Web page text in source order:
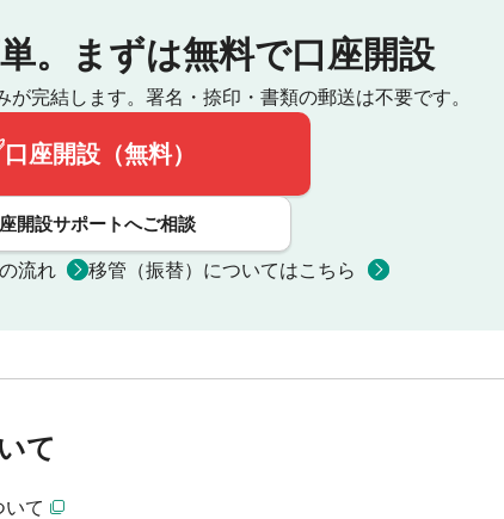
。 まずは無料で口座開設
完結します。 署名・捺印・書類の郵送は不要です。
口座開設（無料）
開設サポートへご相談
流れ 移管（振替）についてはこちら
て
いて